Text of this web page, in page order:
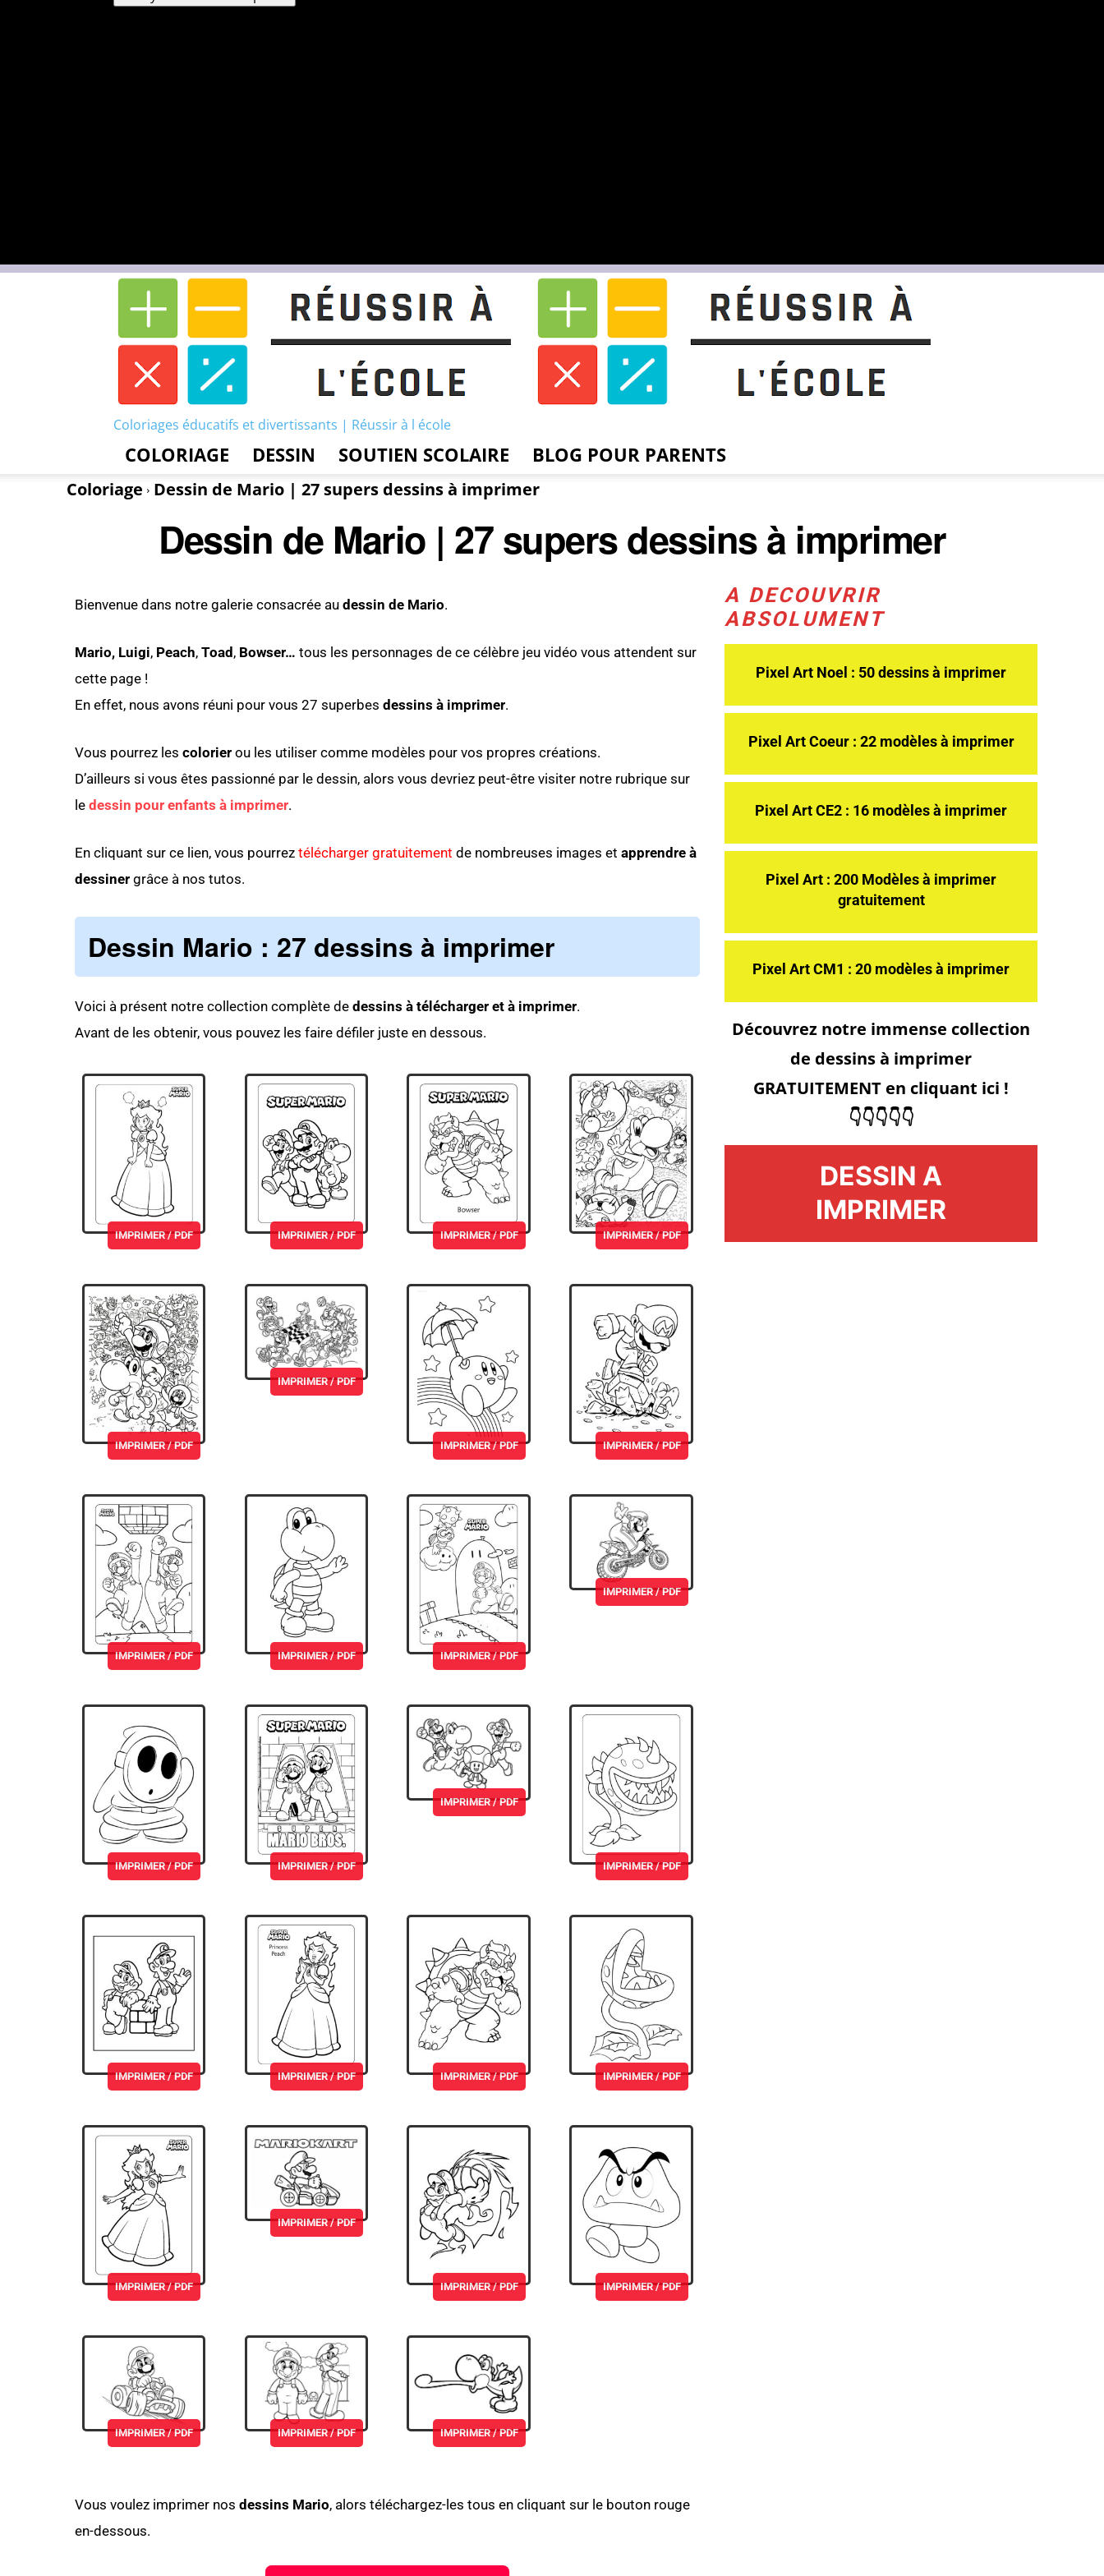
Coloriages éducatifs et divertissants | Réussir à l école
COLORIAGE DESSIN SOUTIEN SCOLAIRE BLOG POUR PARENTS
Coloriage Dessin de Mario | 27 supers dessins à imprimer
Dessin de Mario | 27 supers dessins à imprimer
Bienvenue dans notre galerie consacrée au dessin de Mario.
Mario, Luigi, Peach, Toad , Bowser… tous les personnages de ce célèbre jeu vidéo vous attendent sur
cette page !
En effet, nous avons réuni pour vous 27 superbes dessins à imprimer.
Vous pourrez les colorier ou les utiliser comme modèles pour vos propres créations.
D’ailleurs si vous êtes passionné par le dessin, alors vous devriez peut-être visiter notre rubrique sur
le dessin pour enfants à imprimer.
En cliquant sur ce lien, vous pourrez télécharger gratuitement de nombreuses images et apprendre à
dessiner grâce à nos tutos.
Dessin Mario : 27 dessins à imprimer
Voici à présent notre collection complète de dessins à télécharger et à imprimer.
Avant de les obtenir, vous pouvez les faire défiler juste en dessous.
IMPRIMER / PDF IMPRIMER / PDF IMPRIMER / PDF IMPRIMER / PDF
IMPRIMER / PDF
IMPRIMER / PDF
IMPRIMER / PDF IMPRIMER / PDF
IMPRIMER / PDF IMPRIMER / PDF IMPRIMER / PDF
IMPRIMER / PDF
IMPRIMER / PDF IMPRIMER / PDF
IMPRIMER / PDF
IMPRIMER / PDF
IMPRIMER / PDF IMPRIMER / PDF IMPRIMER / PDF IMPRIMER / PDF
IMPRIMER / PDF
IMPRIMER / PDF
IMPRIMER / PDF IMPRIMER / PDF
IMPRIMER / PDF IMPRIMER / PDF IMPRIMER / PDF
Vous voulez imprimer nos dessins Mario, alors téléchargez-les tous en cliquant sur le bouton rouge
en-dessous.
A DECOUVRIR
ABSOLUMENT
Pixel Art Noel : 50 dessins à imprimer
Pixel Art Coeur : 22 modèles à imprimer
Pixel Art CE2 : 16 modèles à imprimer
Pixel Art : 200 Modèles à imprimer
gratuitement
Pixel Art CM1 : 20 modèles à imprimer
Découvrez notre immense collection
de dessins à imprimer
GRATUITEMENT en cliquant ici !
👇👇👇👇👇
DESSIN A
IMPRIMER